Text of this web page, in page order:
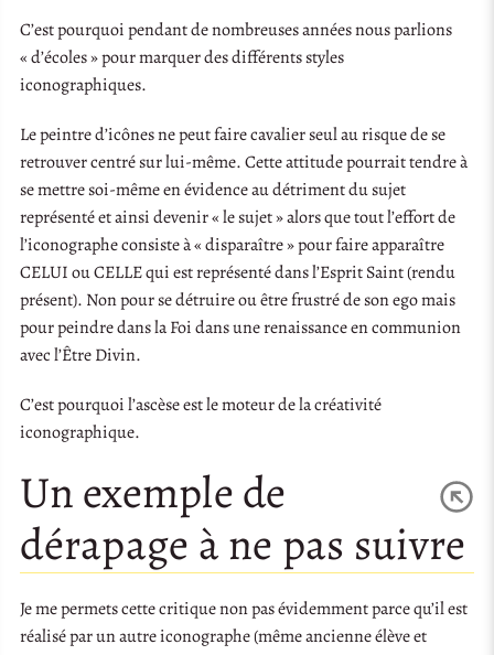
C’est pourquoi pendant de nombreuses années nous parlions
« d’écoles » pour marquer des différents styles
iconographiques.
Le peintre d’icônes ne peut faire cavalier seul au risque de se
retrouver centré sur lui-même. Cette attitude pourrait tendre à
se mettre soi-même en évidence au détriment du sujet
représenté et ainsi devenir « le sujet » alors que tout l’effort de
l’iconographe consiste à « disparaître » pour faire apparaître
CELUI ou CELLE qui est représenté dans l’Esprit Saint (rendu
présent). Non pour se détruire ou être frustré de son ego mais
pour peindre dans la Foi dans une renaissance en communion
avec l’Être Divin.
C’est pourquoi l’ascèse est le moteur de la créativité
iconographique.
Un exemple de
dérapage à ne pas suivre
Je me permets cette critique non pas évidemment parce qu’il est
réalisé par un autre iconographe (même ancienne élève et